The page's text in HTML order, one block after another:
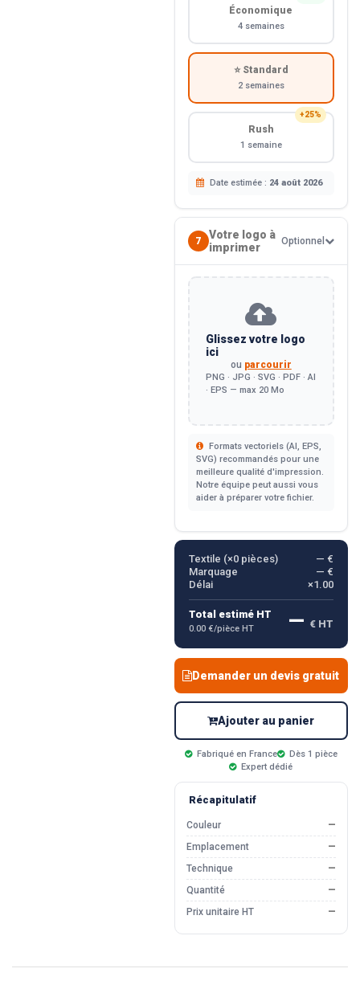
Économique
4 semaines
⭐ Standard
2 semaines
+25%
Rush
1 semaine
Date estimée : 24 août 2026
7
Votre logo à
imprimer
Optionnel
Glissez votre logo
ici
ou parcourir
PNG · JPG · SVG · PDF · AI
· EPS — max 20 Mo
Formats vectoriels (AI, EPS,
SVG) recommandés pour une
meilleure qualité d'impression.
Notre équipe peut aussi vous
aider à préparer votre fichier.
Textile (×0pièces)
— €
Marquage
— €
Délai
×1.00
Total estimé HT
0.00 €/pièce HT — € HT
Demander un devis gratuit
Ajouter au panier
Fabriqué en France
Dès 1 pièce
Expert dédié
Récapitulatif
Couleur
—
Emplacement
—
Technique
—
Quantité
—
Prix unitaire HT
—